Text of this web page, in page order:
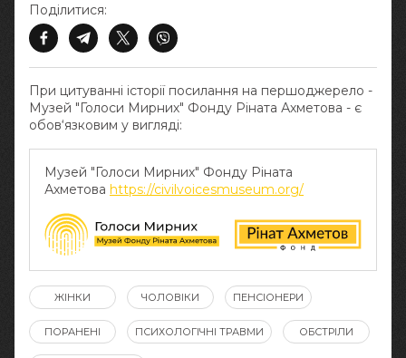
При цитуванні історії посилання на першоджерело -
Музей "Голоси Мирних" Фонду Ріната Ахметова - є
обов‘язковим у вигляді:
Музей "Голоси Мирних" Фонду Ріната
Ахметова https://civilvoicesmuseum.org/
Поділитися:
ЖІНКИ ЧОЛОВІКИ ПЕНСІОНЕРИ
ПОРАНЕНІ ПСИХОЛОГІЧНІ ТРАВМИ ОБСТРІЛИ